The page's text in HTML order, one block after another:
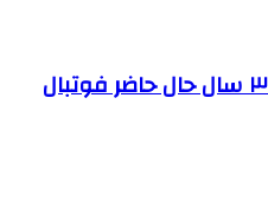
با ۱۵ بازیکن برتر بالای ۳۵ سال حال حاضر فوتبال